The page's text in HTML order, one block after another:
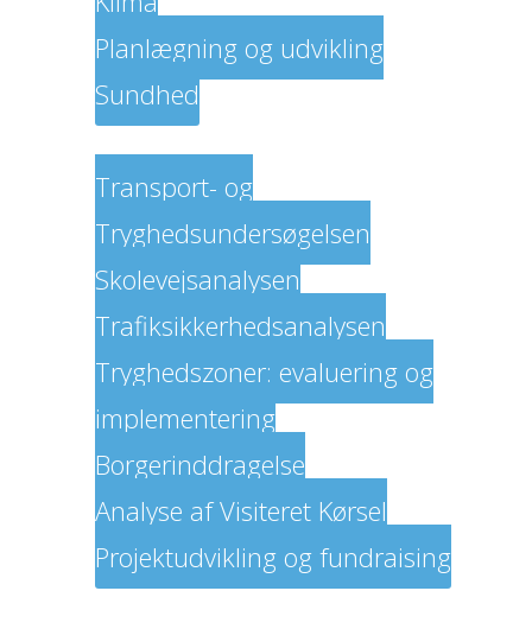
Planlægning og udvikling
Sundhed
Transport- og
Tryghedsundersøgelsen
Skolevejsanalysen
Trafiksikkerhedsanalysen
Tryghedszoner: evaluering og
implementering
Borgerinddragelse
Analyse af Visiteret Kørsel
Projektudvikling og fundraising